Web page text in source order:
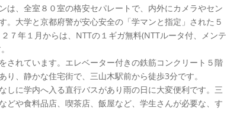
、全室８０室の格安セパレートで、内外にカメラやセン
。大学と京都府警が安心安全の「学マンと指定」された５
７年１月からは、NTTの１ギガ無料(NTTルータ付、メンテ
されています。エレベーター付きの鉄筋コンクリート５階
、静かな住宅街で、三山木駅前から徒歩3分です。
に学内へ入る直行バスがあり雨の日に大変便利です。三
どや食料品店、喫茶店、飯屋など、学生さんが必要な、す